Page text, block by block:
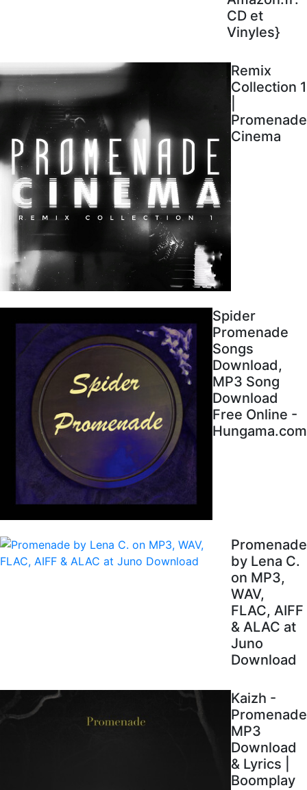
CD et
Vinyles}
Remix
Collection 1
Promenade
Cinema
Spider
Promenade
Songs
Download,
MP3 Song
Download
Free Online -
Hungama.com
Promenade
by Lena C.
on MP3,
WAV,
FLAC, AIFF
& ALAC at
Juno
Download
Kaizh -
Promenade
MP3
Download
& Lyrics |
Boomplay